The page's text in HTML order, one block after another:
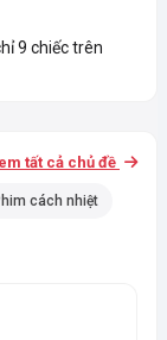
9 chiếc trên
tất cả chủ đề
cách nhiệt